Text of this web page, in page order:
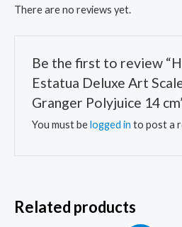
There are no reviews yet.
Be the first to review
Estatua Deluxe Art
Granger Polyjuice 14
You must belogged in to post a
Related products